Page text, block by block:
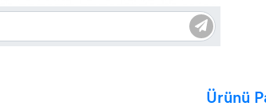
Ürünü